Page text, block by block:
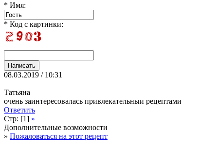
* Имя:
* Код с картинки:
08.03.2019 / 10:31
Татьяна
очень заинтересовалась привлекательныи рецептами
Ответить
Стр: [1] »
Дополнительные возможности
» Пожаловаться на этот рецепт